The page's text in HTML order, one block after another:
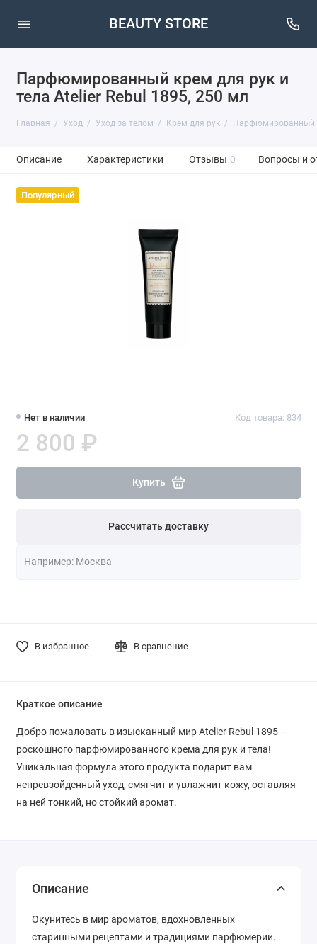
BEAUTY STORE
Парфюмированный крем для рук и
тела Atelier Rebul 1895, 250 мл
Главная Уход Уход за телом Крем для рук Парфюмированный
Описание Характеристики Отзывы 0 Вопросы и
Популярный
Нет в наличии Код товара: 834
2 800 ₽
Купить
Рассчитать доставку
В избранное В сравнение
Краткое описание
Добро пожаловать в изысканный мир Atelier Rebul 1895 –
роскошного парфюмированного крема для рук и тела!
Уникальная формула этого продукта подарит вам
непревзойденный уход, смягчит и увлажнит кожу, оставляя
на ней тонкий, но стойкий аромат.
Описание
Окунитесь в мир ароматов, вдохновленных
старинными рецептами и традициями парфюмерии.